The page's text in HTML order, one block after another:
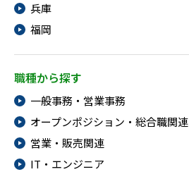
兵庫
福岡
職種から探す
一般事務・営業事務
オープンポジション・総合職関連
営業・販売関連
IT・エンジニア